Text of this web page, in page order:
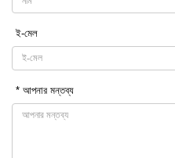
ই-মেল
* আপনার মন্তব্য